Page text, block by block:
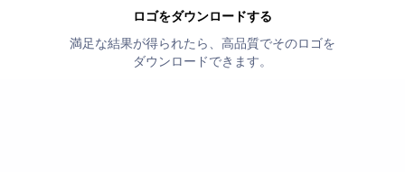
ロゴをダウンロードする
満足な結果が得られたら、高品質でそのロゴを
ダウンロードできます。